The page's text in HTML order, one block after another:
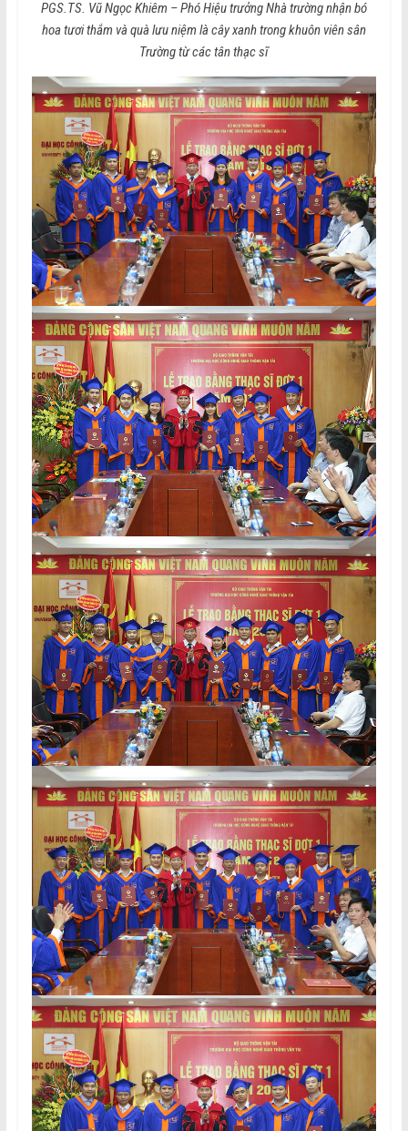
PGS.TS. Vũ Ngọc Khiêm – Phó Hiệu trưởng Nhà trường nhận bó
hoa tươi thắm và quà lưu niệm là cây xanh trong khuôn viên sân
Trường từ các tân thạc sĩ